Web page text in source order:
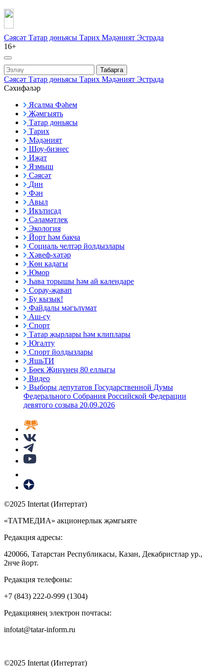
Сәясәт Татар дөньясы Тарих Мәдәният Эстрада
16+
Табарга
Сәясәт Татар дөньясы Тарих Мәдәният Эстрада
Сәхифәләр
Ясалма Фәһем
Җәмгыять
Татар дөньясы
Тарих
Мәдәният
Шоу-бизнес
Иҗат
Язмыш
Сәясәт
Дин
Фән
Авыл
Икътисад
Сәламәтлек
Экология
Йорт һәм бакча
Социаль челтәр йолдызлары
Хәвеф-хәтәр
Көн кадагы
Юмор
Һава торышы һәм ай календаре
Сорау-җавап
Бу кызык!
Файдалы мәгълүмат
Аш-су
Спорт
Татар җырлары һәм клиплары
Югалту
Спорт йолдызлары
ЯшьТИ
Бөек Җиңүнең 80 еллыгы
Видео
Выборы депутатов Государственной Думы
Федерального Собрания Российской Федерации
девятого созыва 20.09.2026
©2025 Intertat (Интертат)
«ТАТМЕДИА» акционерлык җәмгыяте
Редакция адресы:
420066, Татарстан Республикасы, Казан, Декабристлар ур.,
2нче йорт.
Редакция телефоны:
+7 (843) 222-0-999 (1304)
Редакциянең электрон почтасы:
infotat@tatar-inform.ru
©2025 Intertat (Интертат)